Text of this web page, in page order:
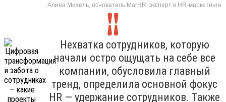
Алина Михель, основатель MarHR, эксперт в HR-маркетинге
Нехватка сотрудников, которую
начали остро ощущать на себе все
компании, обусловила главный
тренд, определила основной фокус
HR — удержание сотрудников. Также